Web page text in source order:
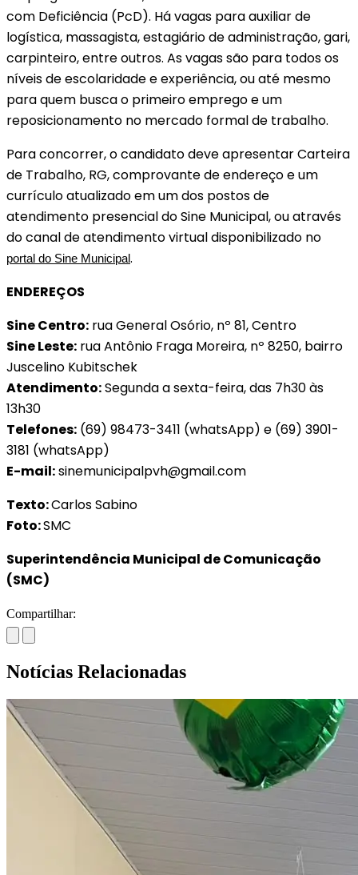
com Deficiência (PcD). Há vagas para auxiliar de
logística, massagista, estagiário de administração, gari,
carpinteiro, entre outros. As vagas são para todos os
níveis de escolaridade e experiência, ou até mesmo
para quem busca o primeiro emprego e um
reposicionamento no mercado formal de trabalho.
Para concorrer, o candidato deve apresentar Carteira
de Trabalho, RG, comprovante de endereço e um
currículo atualizado em um dos postos de
atendimento presencial do Sine Municipal, ou através
do canal de atendimento virtual disponibilizado no
portal do Sine Municipal.
ENDEREÇOS
Sine Centro: rua General Osório, nº 81, Centro
Sine Leste: rua Antônio Fraga Moreira, nº 8250, bairro
Juscelino Kubitschek
Atendimento:Segunda a sexta-feira, das 7h30 às
13h30
Telefones: (69) 98473-3411 (whatsApp) e (69) 3901-
3181 (whatsApp)
E-mail:sinemunicipalpvh@gmail.com
Texto:Carlos Sabino
Foto:SMC
Superintendência Municipal de Comunicação
(SMC)
Compartilhar:
Notícias Relacionadas